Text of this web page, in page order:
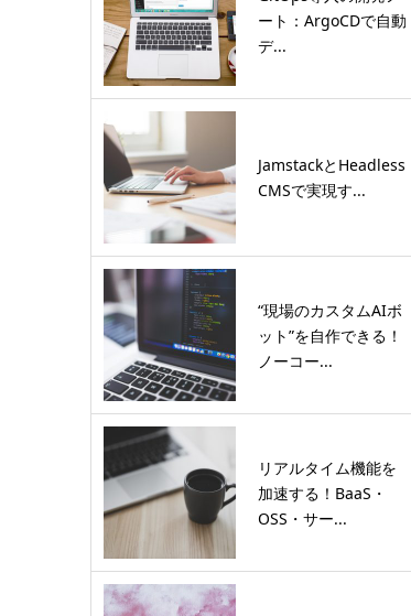
ート：ArgoCDで自動
デ...
JamstackとHeadless
CMSで実現す...
“現場のカスタムAIボ
ット”を自作できる！
ノーコー...
リアルタイム機能を
加速する！BaaS・
OSS・サー...